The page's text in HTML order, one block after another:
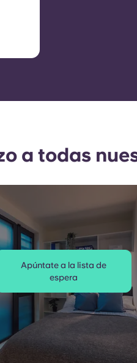
a todas
Apúntate a la lista de
espera